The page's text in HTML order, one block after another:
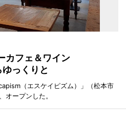
カフェ＆ワイン
っくりと
（エスケイピズム）」（松本市
オープンした。